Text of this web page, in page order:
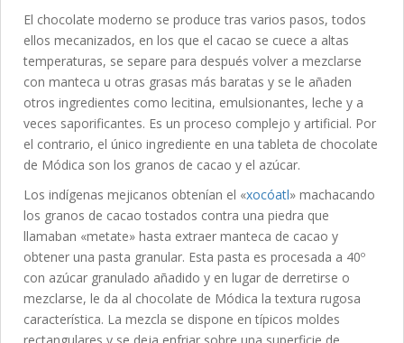
El chocolate moderno se produce tras varios pasos, todos
ellos mecanizados, en los que el cacao se cuece a altas
temperaturas, se separe para después volver a mezclarse
con manteca u otras grasas más baratas y se le añaden
otros ingredientes como lecitina, emulsionantes, leche y a
veces saporificantes. Es un proceso complejo y artificial. Por
el contrario, el único ingrediente en una tableta de chocolate
de Módica son los granos de cacao y el azúcar.
Los indígenas mejicanos obtenían el «xocóatl» machacando
los granos de cacao tostados contra una piedra que
llamaban «metate» hasta extraer manteca de cacao y
obtener una pasta granular. Esta pasta es procesada a 40º
con azúcar granulado añadido y en lugar de derretirse o
mezclarse, le da al chocolate de Módica la textura rugosa
característica. La mezcla se dispone en típicos moldes